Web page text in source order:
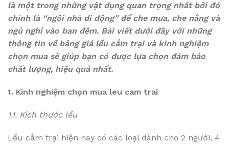
là một trong những vật dụng quan trọng nhất bởi đó
chính là “ngôi nhà di động” để che mưa, che nắng và
ngủ nghỉ vào ban đêm. Bài viết dưới đây với những
thông tin về bảng giá lều cắm trại và kinh nghiệm
chọn mua sẽ giúp bạn có được lựa chọn đảm bảo
chất lượng, hiệu quả nhất.
1. Kinh nghiệm chọn mua leu cam trai
1.1. Kích thước lều
Lều cắm trại hiện nay có các loại dành cho 2 người, 4